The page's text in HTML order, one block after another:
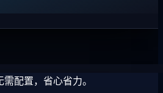
配置，省心省力。